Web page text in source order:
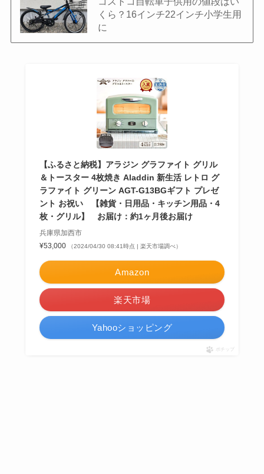
くら？16インチ22インチ小学生用
に
【ふるさと納税】アラジン グラファイト グリル
＆トースター 4枚焼き Aladdin 新生活 レトロ グ
ラファイト グリーン AGT-G13BGギフト プレゼ
ント お祝い 【雑貨・日用品・キッチン用品・4
枚・グリル】 お届け：約1ヶ月後お届け
兵庫県加西市
¥53,000
（2024/04/30 08:41時点 | 楽天市場調べ）
Amazon
楽天市場
Yahooショッピング
ポチップ